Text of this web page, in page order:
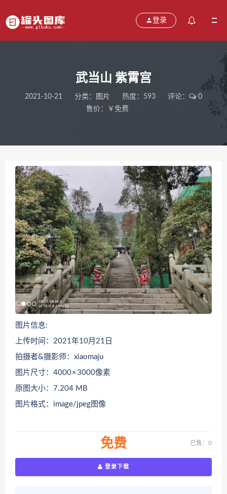
登录
武当山 紫霄宫
2021-10-21 分类： 图片 热度：593 评论：
0
售价：￥免费
图片信息:
上传时间：2021年10月21日
拍摄者&摄影师：xiaomaju
图片尺寸：4000 × 3000像素
原图大小：7.204 MB
图片格式：image/jpeg图像
免费 已售：0
登录下载